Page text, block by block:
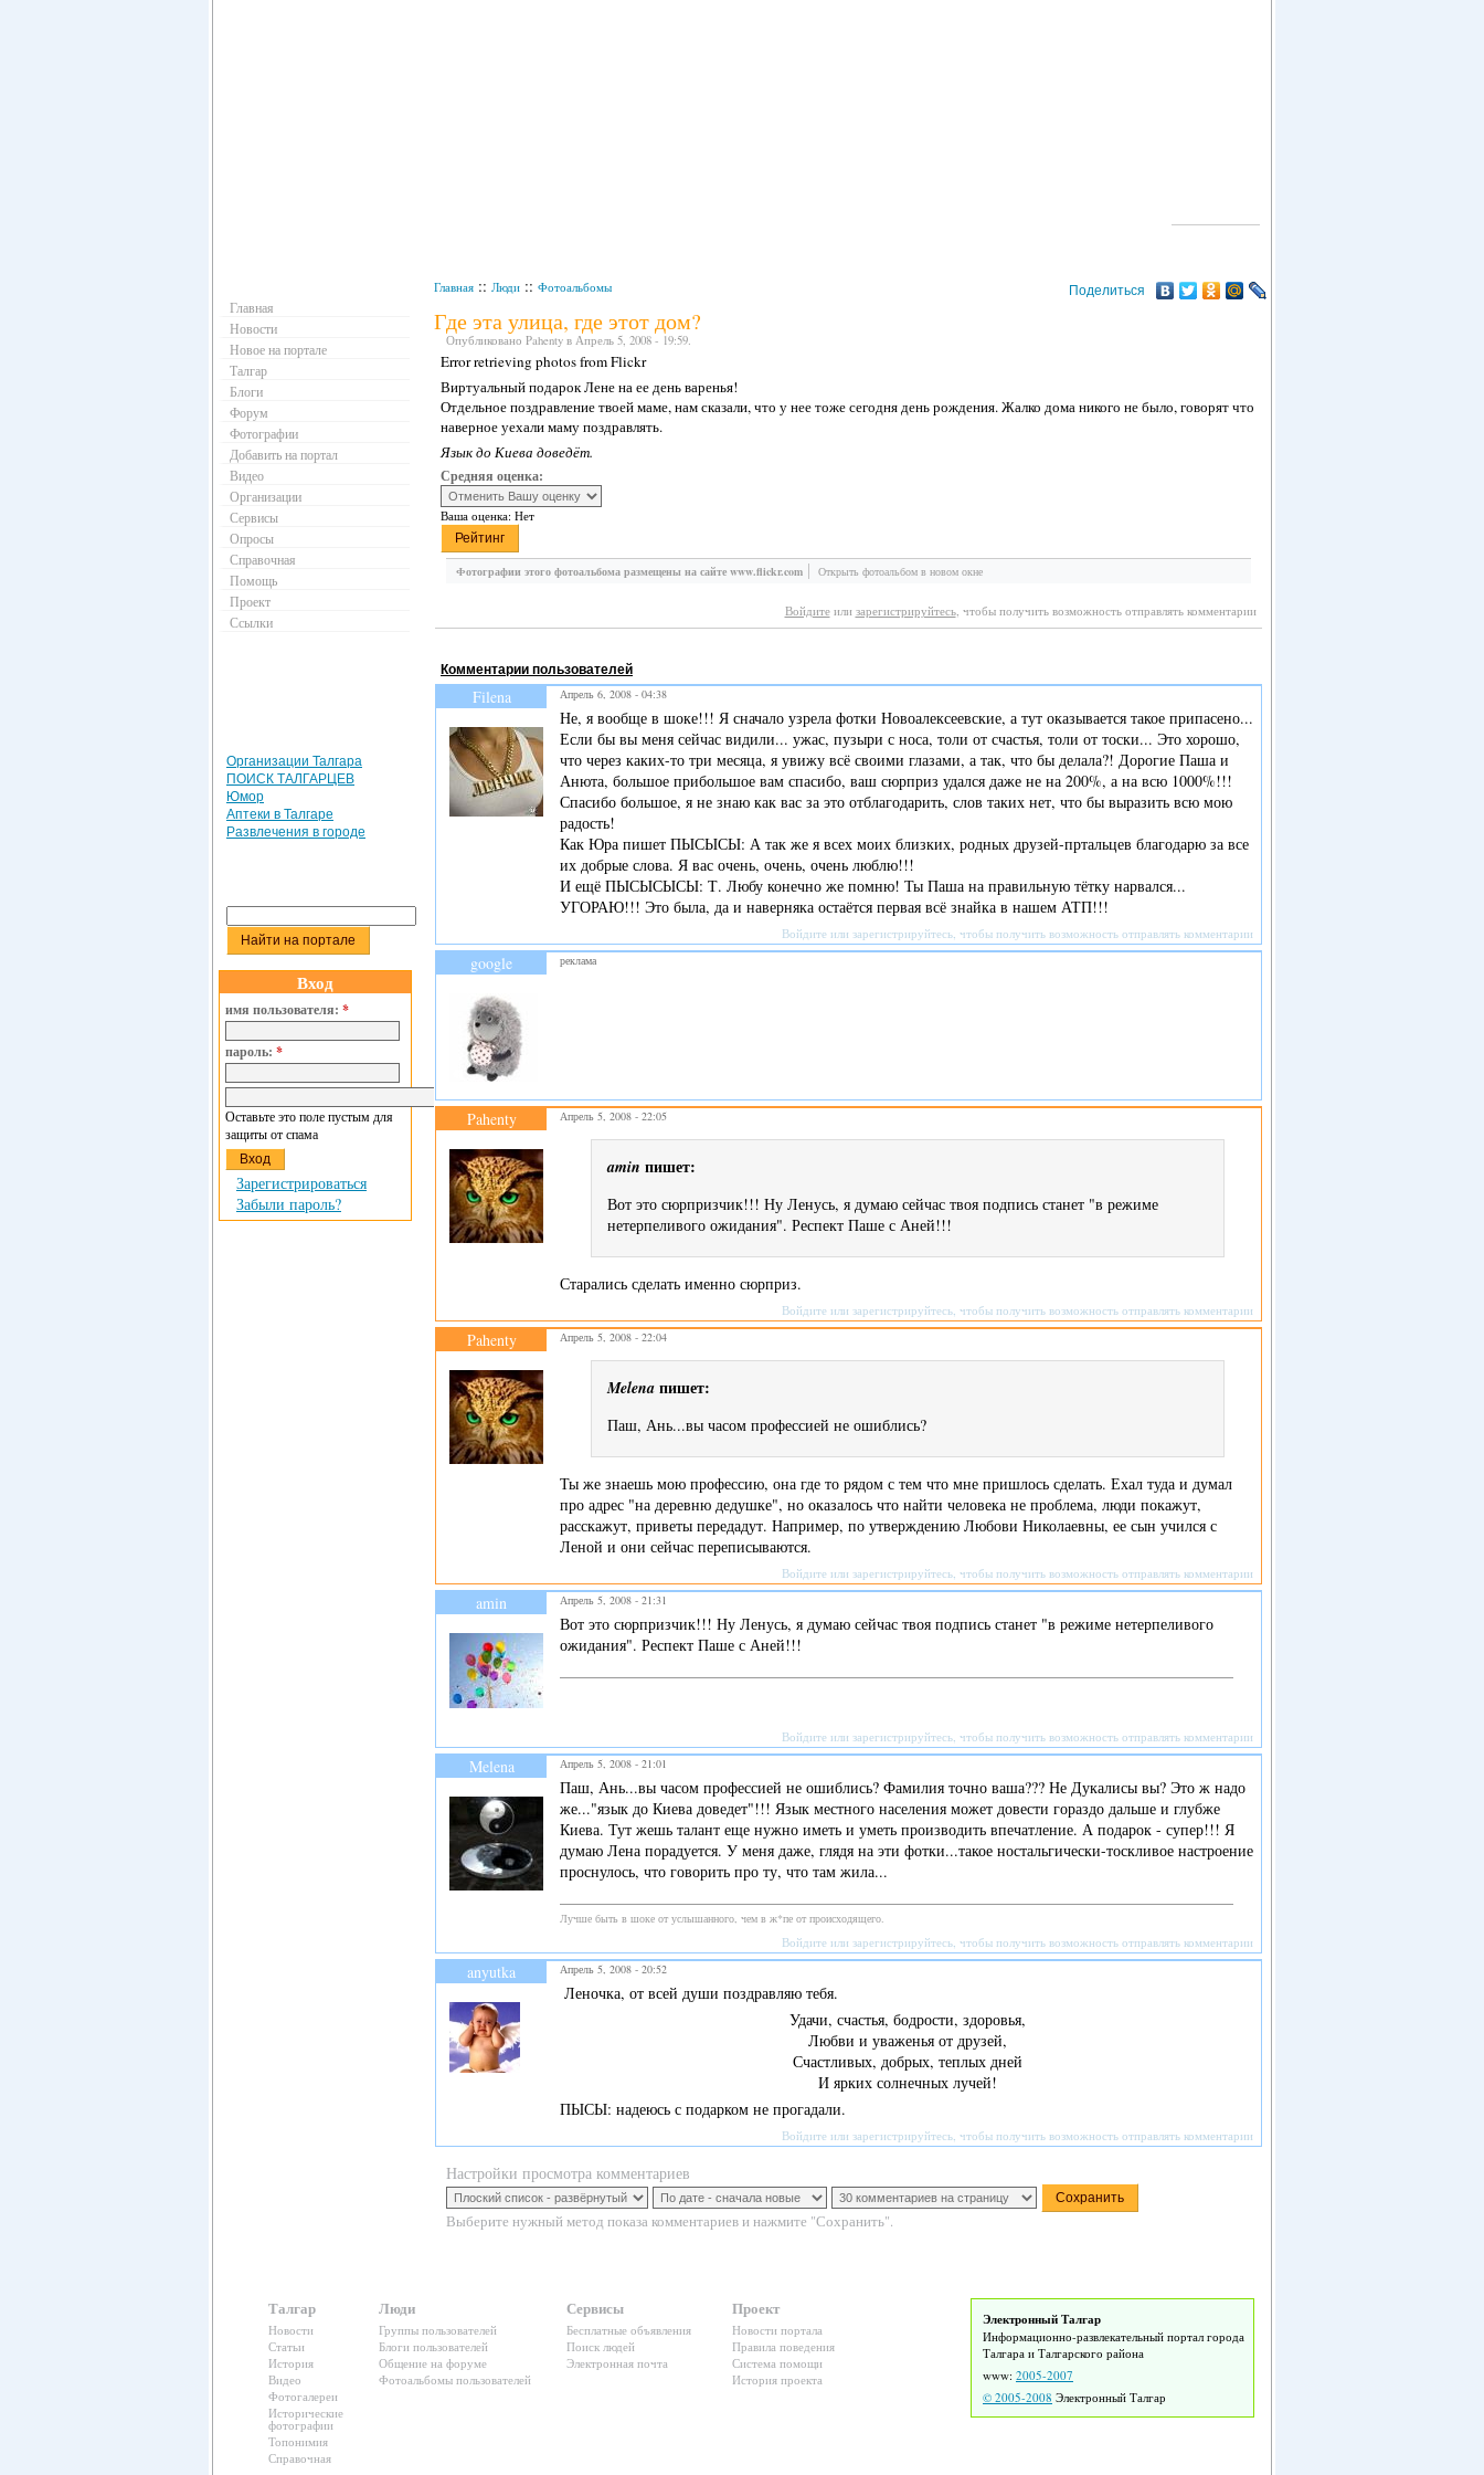
Поделиться
Главная :: Люди :: Фотоальбомы
Где эта улица, где этот дом?
Опубликовано Pahenty в Апрель 5, 2008 - 19:59.
Error retrieving photos from Flickr
Виртуальный подарок Лене на ее день варенья!
Отдельное поздравление твоей маме, нам сказали, что у нее тоже сегодня день рождения. Жалко дома никого не было, говорят что
наверное уехали маму поздравлять.
Язык до Киева доведёт.
Средняя оценка:
Ваша оценка: Нет
Фотографии этого фотоальбома размещены на сайте www.flickr.com Открыть фотоальбом в новом окне
Войдитеили зарегистрируйтесь, чтобы получить возможность отправлять комментарии
Комментарии пользователей
Filena Апрель 6, 2008 - 04:38
Не, я вообще в шоке!!! Я сначало узрела фотки Новоалексеевские, а тут оказывается такое припасено...
Если бы вы меня сейчас видили... ужас, пузыри с носа, толи от счастья, толи от тоски... Это хорошо,
что через каких-то три месяца, я увижу всё своими глазами, а так, что бы делала?! Дорогие Паша и
Анюта, большое прибольшое вам спасибо, ваш сюрприз удался даже не на 200%, а на всю 1000%!!!
Спасибо большое, я не знаю как вас за это отблагодарить, слов таких нет, что бы выразить всю мою
радость!
Как Юра пишет ПЫСЫСЫ: А так же я всех моих близких, родных друзей-пртальцев благодарю за все
их добрые слова. Я вас очень, очень, очень люблю!!!
И ещё ПЫСЫСЫСЫ: Т. Любу конечно же помню! Ты Паша на правильную тётку нарвался...
УГОРАЮ!!! Это была, да и наверняка остаётся первая всё знайка в нашем АТП!!!
Войдитеили зарегистрируйтесь, чтобы получить возможность отправлять комментарии
google реклама
Pahenty Апрель 5, 2008 - 22:05
amin пишет:
Вот это сюрпризчик!!! Ну Ленусь, я думаю сейчас твоя подпись станет "в режиме
нетерпеливого ожидания". Респект Паше с Аней!!!
Старались сделать именно сюрприз.
Войдитеили зарегистрируйтесь, чтобы получить возможность отправлять комментарии
Pahenty Апрель 5, 2008 - 22:04
Melena пишет:
Паш, Ань...вы часом профессией не ошиблись?
Ты же знаешь мою профессию, она где то рядом с тем что мне пришлось сделать. Ехал туда и думал
про адрес "на деревню дедушке", но оказалось что найти человека не проблема, люди покажут,
расскажут, приветы передадут. Например, по утверждению Любови Николаевны, ее сын учился с
Леной и они сейчас переписываются.
Войдитеили зарегистрируйтесь, чтобы получить возможность отправлять комментарии
amin Апрель 5, 2008 - 21:31
Вот это сюрпризчик!!! Ну Ленусь, я думаю сейчас твоя подпись станет "в режиме нетерпеливого
ожидания". Респект Паше с Аней!!!
Войдитеили зарегистрируйтесь, чтобы получить возможность отправлять комментарии
Melena Апрель 5, 2008 - 21:01
Паш, Ань...вы часом профессией не ошиблись? Фамилия точно ваша??? Не Дукалисы вы? Это ж надо
же..."язык до Киева доведет"!!! Язык местного населения может довести гораздо дальше и глубже
Киева. Тут жешь талант еще нужно иметь и уметь производить впечатление. А подарок - супер!!! Я
думаю Лена порадуется. У меня даже, глядя на эти фотки...такое ностальгически-тоскливое настроение
проснулось, что говорить про ту, что там жила...
Лучше быть в шоке от услышанного, чем в ж*пе от происходящего.
Войдитеили зарегистрируйтесь, чтобы получить возможность отправлять комментарии
anyutka Апрель 5, 2008 - 20:52
Леночка, от всей души поздравляю тебя.
Удачи, счастья, бодрости, здоровья,
Любви и уваженья от друзей,
Счастливых, добрых, теплых дней
И ярких солнечных лучей!
ПЫСЫ: надеюсь с подарком не прогадали.
Войдитеили зарегистрируйтесь, чтобы получить возможность отправлять комментарии
Настройки просмотра комментариев
Выберите нужный метод показа комментариев и нажмите "Сохранить".
Главная
Новости
Новое на портале
Талгар
Блоги
Форум
Фотографии
Добавить на портал
Видео
Организации
Сервисы
Опросы
Справочная
Помощь
Проект
Ссылки
Организации Талгара
ПОИСК ТАЛГАРЦЕВ
Юмор
Аптеки в Талгаре
Развлечения в городе
Вход
имя пользователя: *
пароль: *
Оставьте это поле пустым для
защиты от спама
Зарегистрироваться
Забыли пароль?
Талгар
Новости
Статьи
История
Видео
Фотогалереи
Исторические
фотографии
Топонимия
Справочная
Люди
Группы пользователей
Блоги пользователей
Общение на форуме
Фотоальбомы пользователей
Сервисы
Бесплатные объявления
Поиск людей
Электронная почта
Проект
Новости портала
Правила поведения
Система помощи
История проекта
Электронный Талгар
Информационно-развлекательный портал города
Талгара и Талгарского района
www: 2005-2007
© 2005-2008 Электронный Талгар